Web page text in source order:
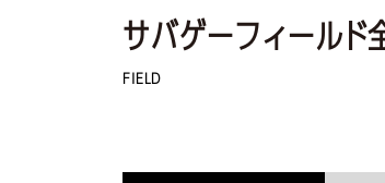
マンガ・ア
生き残れ！
サバゲーフィールド
FIELD